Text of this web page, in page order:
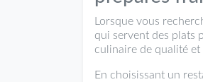
Lorsque vous
qui servent des plats
culinaire de qualité
En choisissant un